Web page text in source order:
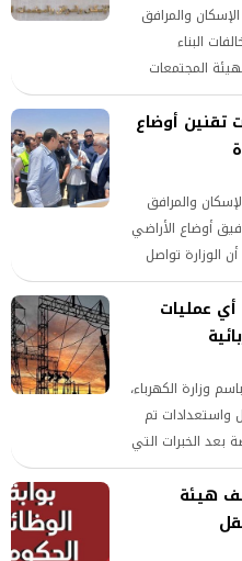
والمرافق
إزالة لمخالفات البناء
المجتمعات
وذلك في إطار
والحفاظ على
تقنين أوضاع
والمرافق
أوضاع الأراضي
الوزارة تواصل
وتحقيق
الأصول والأراضي،
لن يشهد أي عمليات
وزارة الكهرباء،
واستعدادات تم
بعد الخبرات التي
هيئة